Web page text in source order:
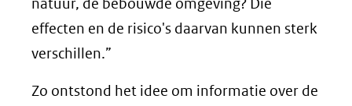
effecten en de risico's daarvan kunnen sterk
verschillen.”
Zo ontstond het idee om informatie over de